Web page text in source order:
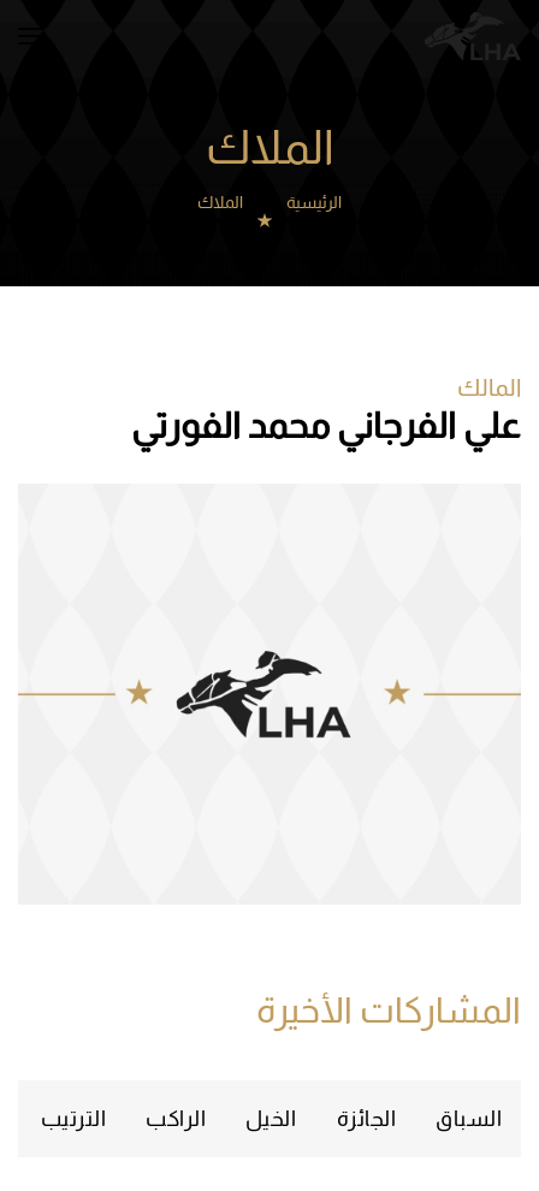
الملاك
الرئيسية الملاك
المالك
علي الفرجاني محمد الفورتي
المشاركات الأخيرة
السباق الجائزة الخيل الراكب الترتيب